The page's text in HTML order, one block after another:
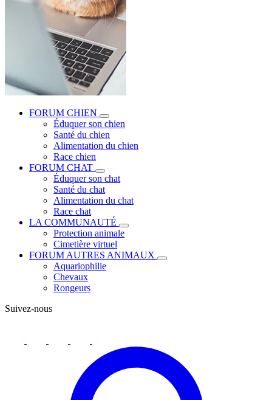
FORUM CHIEN
Éduquer son chien
Santé du chien
Alimentation du chien
Race chien
FORUM CHAT
Éduquer son chat
Santé du chat
Alimentation du chat
Race chat
LA COMMUNAUTÉ
Protection animale
Cimetière virtuel
FORUM AUTRES ANIMAUX
Aquariophilie
Chevaux
Rongeurs
Suivez-nous